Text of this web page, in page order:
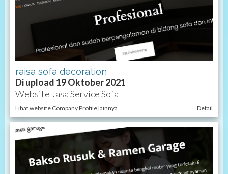
raisa sofa decoration
Di upload 19 Oktober 2021
Website Jasa Service Sofa
Lihat website Company Profile lainnya Detail